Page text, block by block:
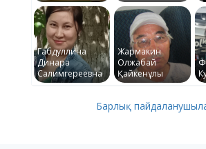
Габдуллина
Динара
Салимгереевна
Жармакин
Олжабай
Қайкенұлы
Барлық